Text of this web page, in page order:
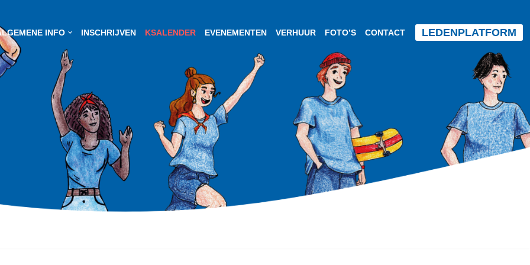
INFO INSCHRIJVEN KSALENDER EVENEMENTEN VERHUUR FOTO’S CONTACT LEDENPLATFORM